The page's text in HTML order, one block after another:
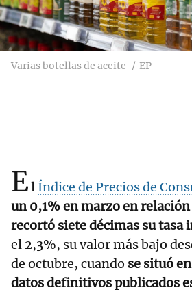
Varias botellas de aceite EP
El Índice de Precios de
un 0,1% en marzo en
recortó siete décimas su tasa
el 2,3%, su valor más bajo
de octubre, cuando se situó
datos definitivos publicados